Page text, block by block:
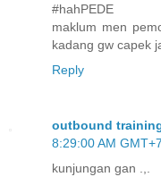
#hahPEDE
maklum men
kadang gw capek
Reply
outbound
8:29:00 AM GMT+7
kunjungan gan .,.